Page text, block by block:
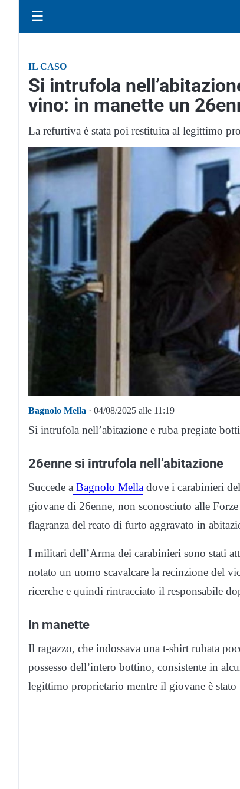
☰
IL CASO
Si intrufola
vino: in manette un
La refurtiva è stata poi restituita al legittimo
Bagnolo Mella · 04/08/2025 alle 11:19
Si intrufola nell’abitazione e ruba pregiate
26enne si intrufola nell’abitazione
Succede a Bagnolo Mella dove i carabinieri
giovane di 26enne, non sconosciuto alle
flagranza del reato di furto aggravato in
I militari dell’Arma dei carabinieri sono stati
notato un uomo scavalcare la recinzione del
ricerche e quindi rintracciato il responsabile
In manette
Il ragazzo, che indossava una t-shirt rubata
possesso dell’intero bottino, consistente in
legittimo proprietario mentre il giovane è stato